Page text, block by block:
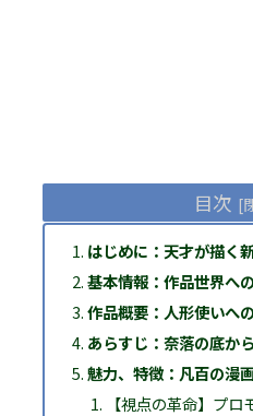
目次
はじめに：天才が描く
基本情報：作品世界へ
作品概要：人形使いへ
あらすじ：奈落の底か
魅力、特徴：凡百の漫
【視点の革命】プ